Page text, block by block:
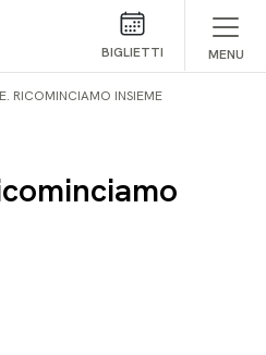
BIGLIETTI MENU
RICOMINCIAMO INSIEME